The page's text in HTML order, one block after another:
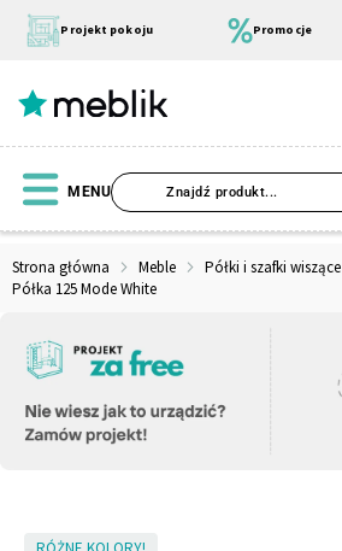
treści
Projekt pokoju Promocje
MENU
Strona główna Meble Półki i szafki wiszące
Półka 125 Mode White
Skip
Wszystkie Kolekcje
Szafa
Materace